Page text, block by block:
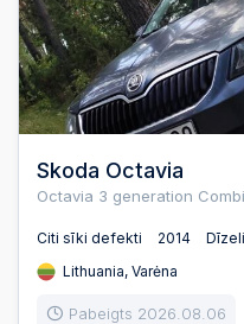
Skoda Octavia
Octavia 3 generation
Citi sīki defekti 2014
Lithuania, Varėna
Pabeigts 2026.08.06